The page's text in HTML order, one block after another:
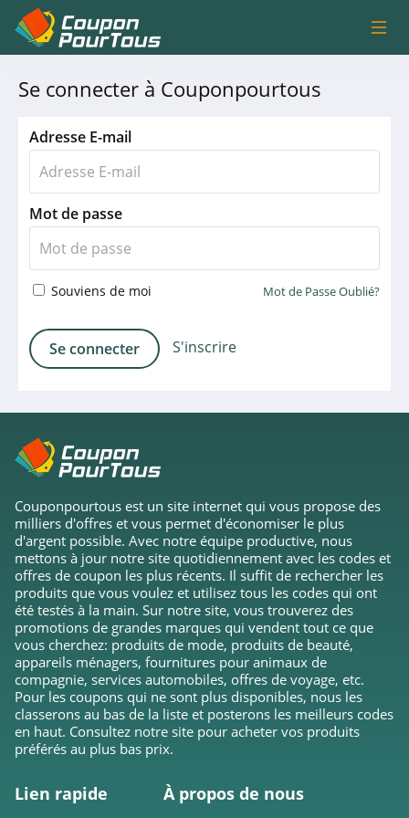
Se connecter à Couponpourtous
Adresse E-mail
Mot de passe
Souviens de moi Mot de Passe Oublié?
Se connecter S'inscrire
Couponpourtous est un site internet qui vous propose des
milliers d'offres et vous permet d'économiser le plus
d'argent possible. Avec notre équipe productive, nous
mettons à jour notre site quotidiennement avec les codes et
offres de coupon les plus récents. Il suffit de rechercher les
produits que vous voulez et utilisez tous les codes qui ont
été testés à la main. Sur notre site, vous trouverez des
promotions de grandes marques qui vendent tout ce que
vous cherchez: produits de mode, produits de beauté,
appareils ménagers, fournitures pour animaux de
compagnie, services automobiles, offres de voyage, etc.
Pour les coupons qui ne sont plus disponibles, nous les
classerons au bas de la liste et posterons les meilleurs codes
en haut. Consultez notre site pour acheter vos produits
préférés au plus bas prix.
Lien rapide À propos de nous